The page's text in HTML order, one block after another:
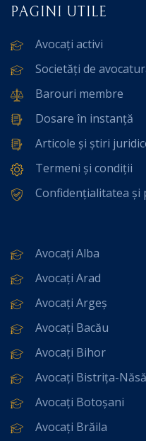
PAGINI UTILE
Avocați activi
Societăți de
Barouri membre
Dosare în instanță
Articole și știri
Termeni și condiții
Confidențialitatea
Avocați Alba
Avocați Arad
Avocați Argeș
Avocați Bacău
Avocați Bihor
Avocați Bistrița-
Avocați Botoșani
Avocați Brăila